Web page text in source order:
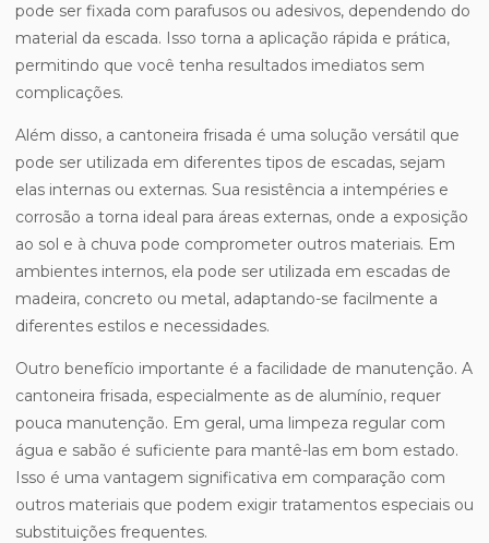
pode ser fixada com parafusos ou adesivos, dependendo do
material da escada. Isso torna a aplicação rápida e prática,
permitindo que você tenha resultados imediatos sem
complicações.
Além disso, a cantoneira frisada é uma solução versátil que
pode ser utilizada em diferentes tipos de escadas, sejam
elas internas ou externas. Sua resistência a intempéries e
corrosão a torna ideal para áreas externas, onde a exposição
ao sol e à chuva pode comprometer outros materiais. Em
ambientes internos, ela pode ser utilizada em escadas de
madeira, concreto ou metal, adaptando-se facilmente a
diferentes estilos e necessidades.
Outro benefício importante é a facilidade de manutenção. A
cantoneira frisada, especialmente as de alumínio, requer
pouca manutenção. Em geral, uma limpeza regular com
água e sabão é suficiente para mantê-las em bom estado.
Isso é uma vantagem significativa em comparação com
outros materiais que podem exigir tratamentos especiais ou
substituições frequentes.